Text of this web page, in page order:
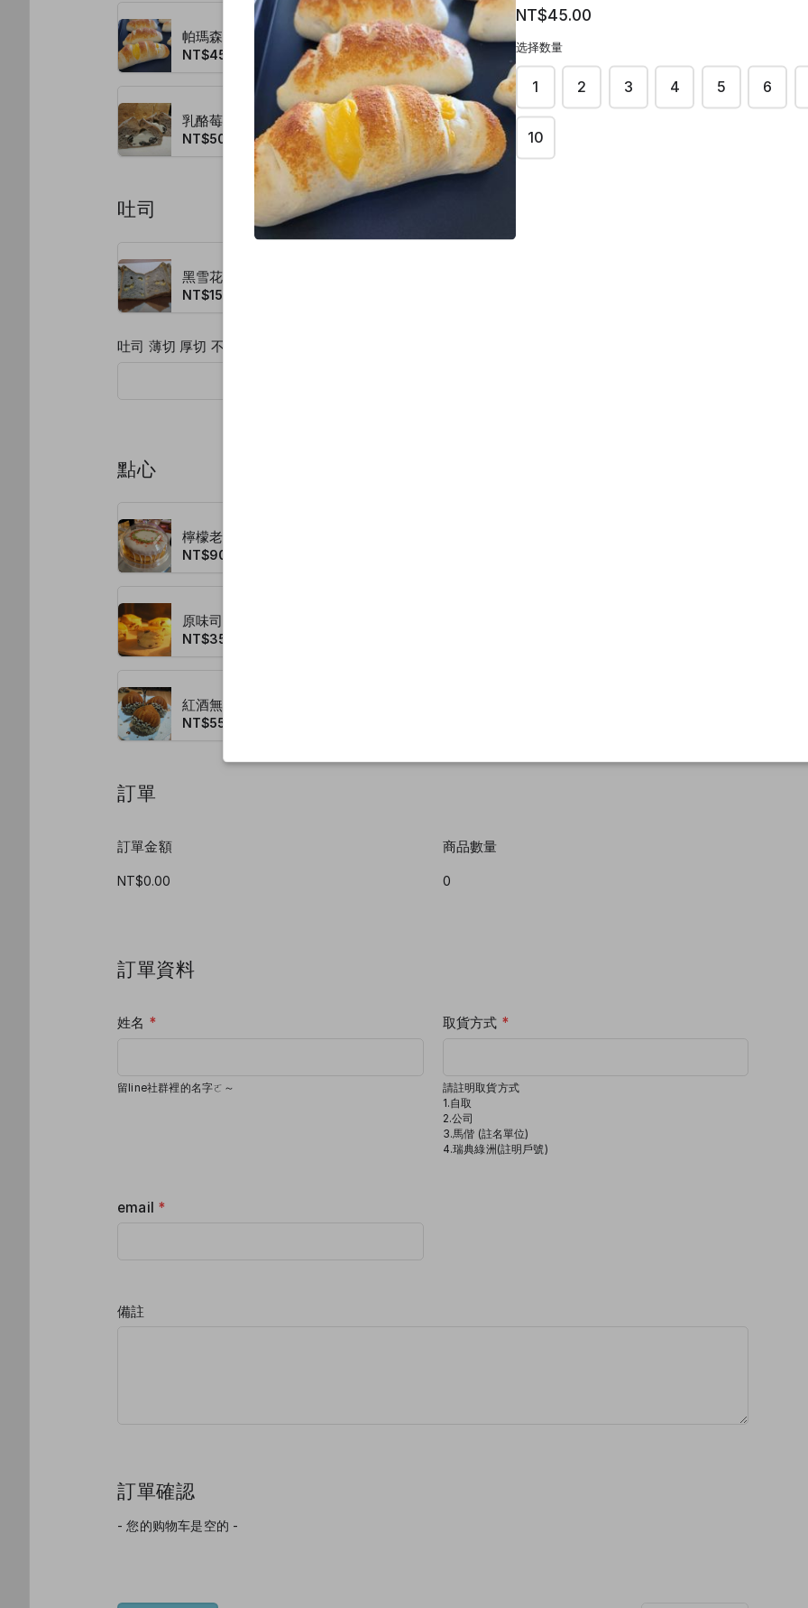
帕瑪森起司麵包
NT$45.00
焦糖蘋果肉桂捲
NT$70.00
乳酪莓果
NT$50.00
吐司
黑雪花鹽起司吐司
NT$150.00
吐司 薄切 厚切 不切 (未註明一律厚切ㄛ)
點心
檸檬老奶奶/片
NT$90.00
原味司康
NT$35.00
紅酒無花果瑪德蓮
NT$55.00
訂單
訂單金額 商品數量
訂單資料
姓名 *
留line社群裡的名字ㄛ～
取貨方式 *
請註明取貨方式
1.自取
2.公司
3.馬偕 (註名單位)
4.瑞典綠洲(註明戶號)
email *
備註
訂單確認
- 您的购物车是空的 -
NT$45.00
选择数量
1 2 3 4 5 6
10